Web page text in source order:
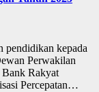
pendidikan kepada
Perwakilan
Rakyat
Percepatan…